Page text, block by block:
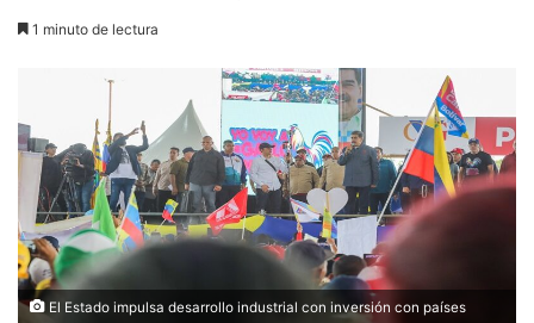
1 minuto de lectura
El Estado impulsa desarrollo industrial con inversión con países